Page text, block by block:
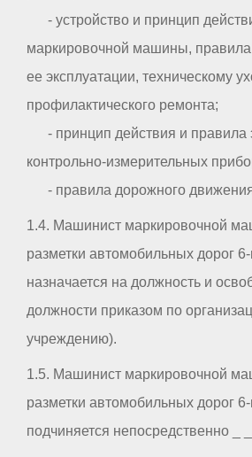
- устройство и принцип
маркировочной машины, правила
ее эксплуатации, техническому
профилактического ремонта;
- принцип действия и правила
контрольно-измерительных
- правила дорожного
1.4. Машинист маркировочной
разметки автомобильных дорог 6-
назначается на должность и
должности приказом по
учреждению).
1.5. Машинист маркировочной
разметки автомобильных дорог 6-
подчиняется непосредственно _